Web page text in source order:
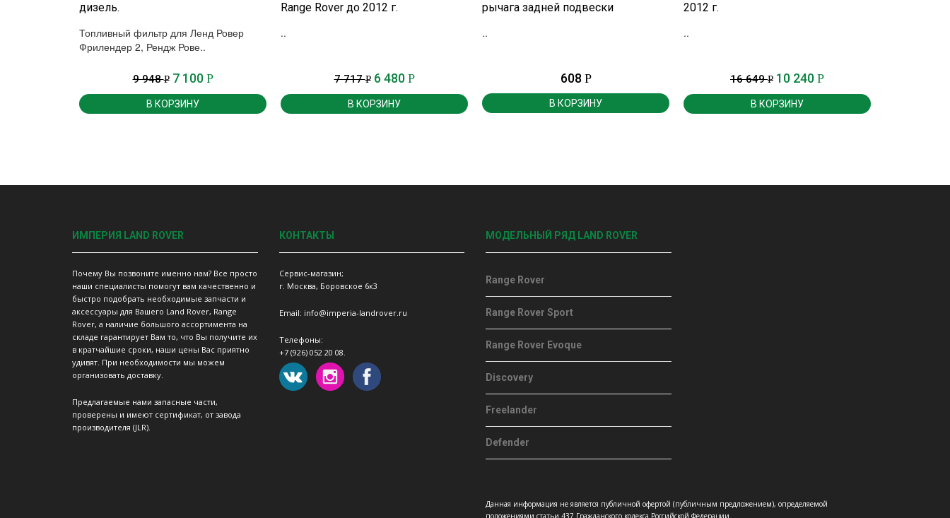
дизель.
Топливный фильтр для Ленд Ровер
Фрилендер 2, Рендж Рове..
9 948Р 7 100 Р
В КОРЗИНУ
Range Rover до 2012 г.
..
7 717Р 6 480 Р
В КОРЗИНУ
рычага задней подвески
..
608 Р
В КОРЗИНУ
2012 г.
..
16 649Р 10 240 Р
В КОРЗИНУ
ИМПЕРИЯ LAND ROVER
Почему Вы позвоните именно нам? Все просто
наши специалисты помогут вам качественно и
быстро подобрать необходимые запчасти и
аксессуары для Вашего Land Rover, Range
Rover, а наличие большого ассортимента на
складе гарантирует Вам то, что Вы получите их
в кратчайшие сроки, наши цены Вас приятно
удивят. При необходимости мы можем
организовать доставку.
Предлагаемые нами запасные части,
проверены и имеют сертификат, от завода
производителя (JLR).
КОНТАКТЫ
Сервис-магазин;
г. Москва, Боровское 6к3
Email: info@imperia-landrover.ru
Телефоны:
+7 (926) 052 20 08.
МОДЕЛЬНЫЙ РЯД LAND ROVER
Range Rover
Range Rover Sport
Range Rover Evoque
Discovery
Freelander
Defender
Данная информация не является публичной офертой (публичным предложением), определяемой
положениями статьи 437 Гражданского кодекса Российской Федерации.